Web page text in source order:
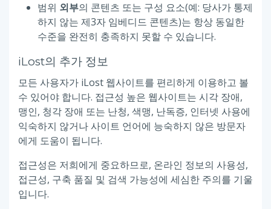
범위 외부의 콘텐츠 또는 구성 요소(예: 당사가 통제
하지 않는 제3자 임베디드 콘텐츠)는 항상 동일한
수준을 완전히 충족하지 못할 수 있습니다.
iLost의 추가 정보
모든 사용자가 iLost 웹사이트를 편리하게 이용하고 볼
수 있어야 합니다. 접근성 높은 웹사이트는 시각 장애,
맹인, 청각 장애 또는 난청, 색맹, 난독증, 인터넷 사용에
익숙하지 않거나 사이트 언어에 능숙하지 않은 방문자
에게 도움이 됩니다.
접근성은 저희에게 중요하므로, 온라인 정보의 사용성,
접근성, 구축 품질 및 검색 가능성에 세심한 주의를 기울
입니다.